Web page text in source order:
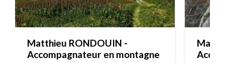
Matthieu RONDOUIN -
Accompagnateur en montagne